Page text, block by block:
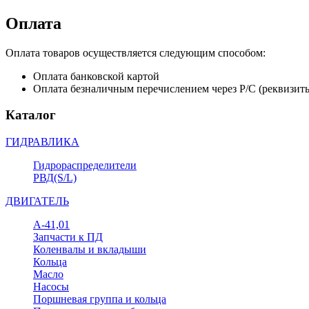
Оплата
Оплата товаров осуществляется следующим способом:
Оплата банковской картой
Оплата безналичным перечислением через Р/С
Каталог
ГИДРАВЛИКА
Гидрораспределители
РВД(S/L)
ДВИГАТЕЛЬ
А-41,01
Запчасти к ПД
Коленвалы и вкладыши
Кольца
Масло
Насосы
Поршневая группа и кольца